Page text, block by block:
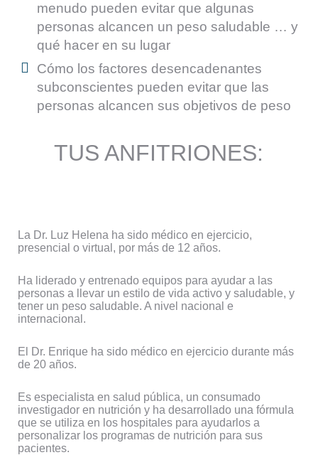
menudo pueden evitar que algunas
personas alcancen un peso saludable … y
qué hacer en su lugar
​Cómo los factores desencadenantes
subconscientes pueden evitar que las
personas alcancen sus objetivos de peso
TUS ANFITRIONES:
La Dr. Luz Helena ha sido médico en ejercicio,
presencial o virtual, por más de 12 años.
Ha liderado y entrenado equipos para ayudar a las
personas a llevar un estilo de vida activo y saludable, y
tener un peso saludable. A nivel nacional e
internacional.
El Dr. Enrique ha sido médico en ejercicio durante más
de 20 años.
Es especialista en salud pública, un consumado
investigador en nutrición y ha desarrollado una fórmula
que se utiliza en los hospitales para ayudarlos a
personalizar los programas de nutrición para sus
pacientes.